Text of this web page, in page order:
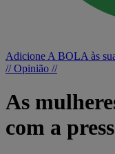
Adicione A BOLA às
// Opinião //
As
com a